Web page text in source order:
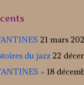
21 mars
du jazz 22
» 18